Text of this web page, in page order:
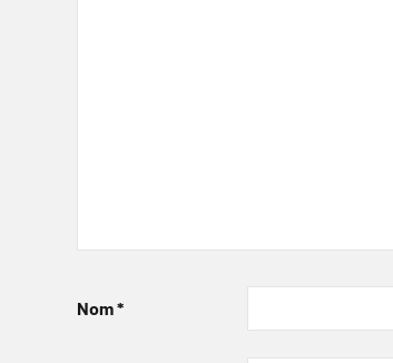
Nom*